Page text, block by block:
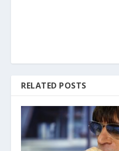
RELATED POSTS